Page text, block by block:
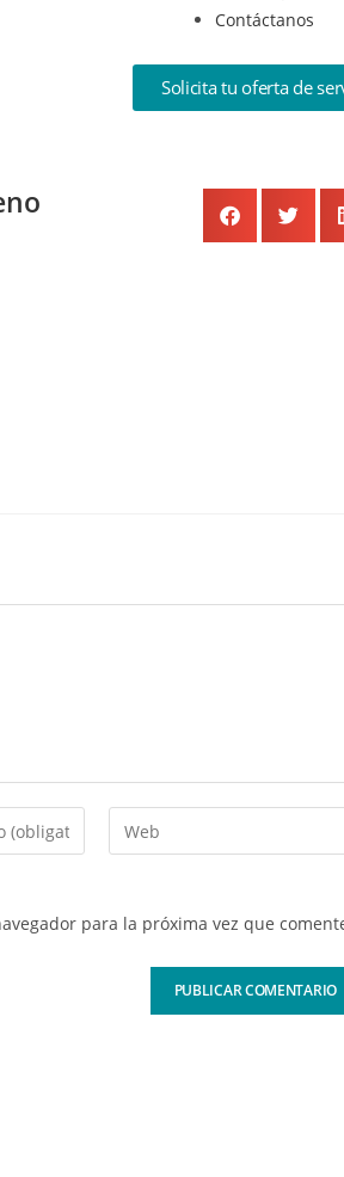
Contáctanos
Solicita tu oferta de
para la próxima vez que